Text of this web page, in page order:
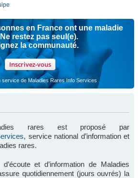
en France ont une maladie
restez pas seul(e).
la communauté.
Inscrivez-vous
service de Maladies Rares Info Services
rares est proposé par
, service national d’information et
rares.
et d’information de Maladies
quotidiennement (jours ouvrés) la